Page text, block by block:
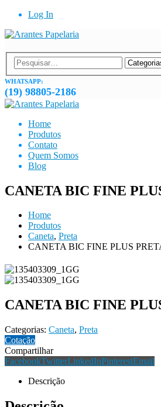
Log In
WHATSAPP:
(19) 98805-2186
Home
Produtos
Contato
Quem Somos
Blog
CANETA BIC FINE
Home
Produtos
Caneta, Preta
CANETA BIC FINE PLUS
CANETA BIC FINE
Categorias: Caneta, Preta
Cotação
Compartilhar
FacebookTwitterLinkedInPinterestEmail
Descrição